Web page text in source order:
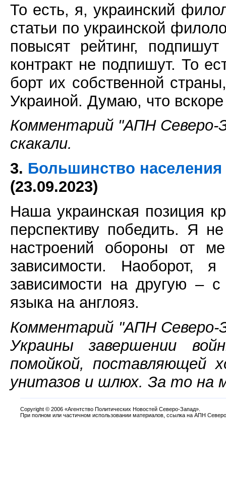
То есть, я, украинский
статьи по украинской
повысят рейтинг,
контракт не подпишут. То
борт их собственной
Украиной. Думаю, что
Комментарий "АПН Северо-
скакали.
3. Большинство
(23.09.2023)
Наша украинская позиция
перспективу победить. Я
настроений обороны от
зависимости. Наоборот,
зависимости на другую – с
языка на англояз.
Комментарий "АПН Северо-
Украины завершении
помойкой, поставляющей
унитазов и шлюх. За то на
Copyright © 2006 «Агентство Политических Новостей Северо-Запад».
При полном или частичном использовании материалов, ссылка на АПН